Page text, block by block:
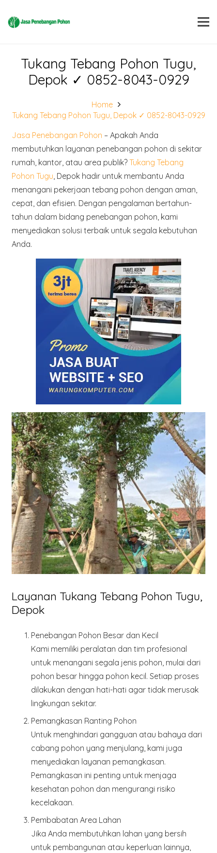
Tukang Tebang Pohon Tugu,
Depok ✓ 0852-8043-0929
Home
Tukang Tebang Pohon Tugu, Depok ✓ 0852-8043-0929
Jasa Penebangan Pohon – Apakah Anda
membutuhkan layanan penebangan pohon di sekitar
rumah, kantor, atau area publik? Tukang Tebang
Pohon Tugu, Depok hadir untuk membantu Anda
menangani pekerjaan tebang pohon dengan aman,
cepat, dan efisien. Dengan pengalaman bertahun-
tahun dalam bidang penebangan pohon, kami
menyediakan solusi terbaik untuk segala kebutuhan
Anda.
Layanan Tukang Tebang Pohon Tugu,
Depok
Penebangan Pohon Besar dan Kecil
Kami memiliki peralatan dan tim profesional
untuk menangani segala jenis pohon, mulai dari
pohon besar hingga pohon kecil. Setiap proses
dilakukan dengan hati-hati agar tidak merusak
lingkungan sekitar.
Pemangkasan Ranting Pohon
Untuk menghindari gangguan atau bahaya dari
cabang pohon yang menjulang, kami juga
menyediakan layanan pemangkasan.
Pemangkasan ini penting untuk menjaga
kesehatan pohon dan mengurangi risiko
kecelakaan.
Pembabatan Area Lahan
Jika Anda membutuhkan lahan yang bersih
untuk pembangunan atau keperluan lainnya,